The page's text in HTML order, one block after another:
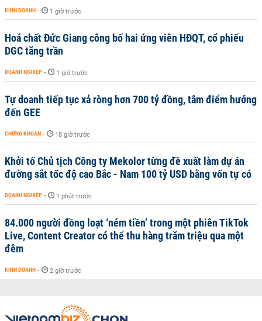
KINH DOANH - 1 giờ trước
Hoá chất Đức Giang công bố hai ứng viên HĐQT, cổ phiếu
DGC tăng trần
DOANH NGHIỆP - 1 giờ trước
Tự doanh tiếp tục xả ròng hơn 700 tỷ đồng, tâm điểm hướng
đến GEE
CHỨNG KHOÁN - 18 giờ trước
Khởi tố Chủ tịch Công ty Mekolor từng đề xuất làm dự án
đường sắt tốc độ cao Bắc - Nam 100 tỷ USD bằng vốn tự có
DOANH NGHIỆP - 1 phút trước
84.000 người đồng loạt ‘ném tiền’ trong một phiên TikTok
Live, Content Creator có thể thu hàng trăm triệu qua một
đêm
KINH DOANH - 2 giờ trước